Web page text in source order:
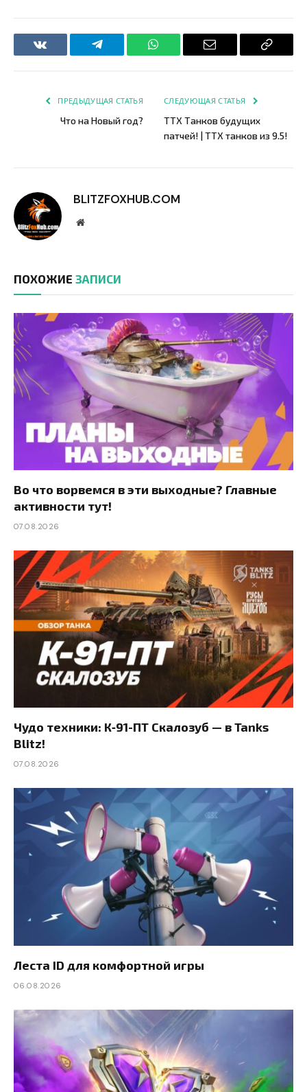
VKontakteTelegram WhatsApp Email
Copy
ПРЕДЫДУЩАЯ СТАТЬЯ
Что на Новый год?
СЛЕДУЮЩАЯ СТАТЬЯ
ТТХ Танков будущих
патчей! | ТТХ танков из 9.5!
BLITZFOXHUB.COM
Website
ПОХОЖИЕ ЗАПИСИ
Во что ворвемся в эти выходные? Главные
активности тут!
07.08.2026
Чудо техники: К‑91-ПТ Скалозуб — в Tanks
Blitz!
07.08.2026
Леста ID для комфортной игры
06.08.2026